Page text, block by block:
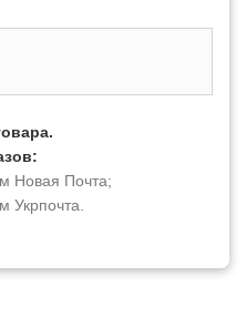
Новая Почта;
Укрпочта.